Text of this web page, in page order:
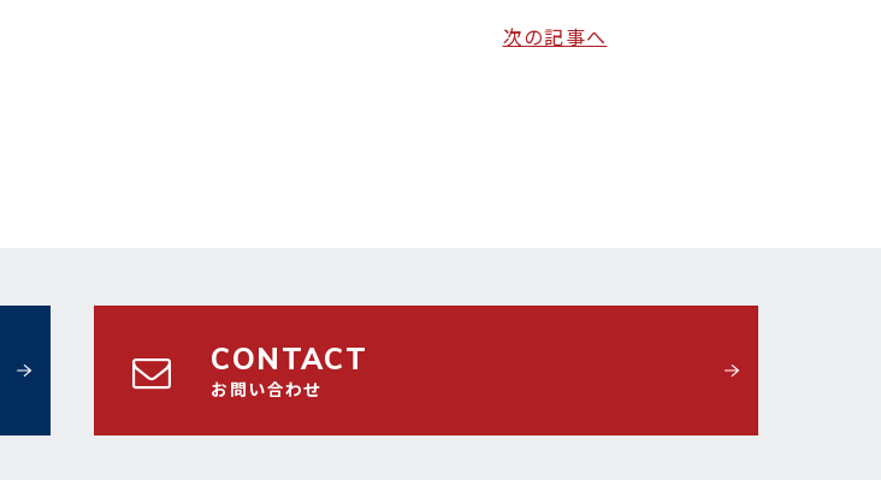
次の記事へ
CONTACT
お問い合わせ